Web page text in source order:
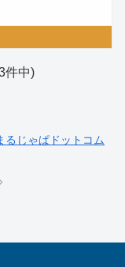
件中)
るじゃぱドットコム